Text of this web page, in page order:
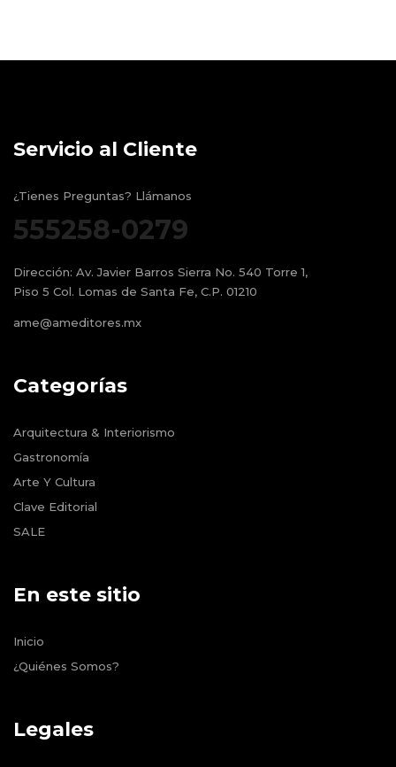
Servicio al Cliente
¿Tienes Preguntas? Llámanos
555258-0279
Dirección: Av. Javier Barros Sierra No. 540 Torre 1,
Piso 5 Col. Lomas de Santa Fe, C.P. 01210
ame@ameditores.mx
Categorías
Arquitectura & Interiorismo
Gastronomía
Arte Y Cultura
Clave Editorial
SALE
En este sitio
Inicio
¿Quiénes Somos?
Legales